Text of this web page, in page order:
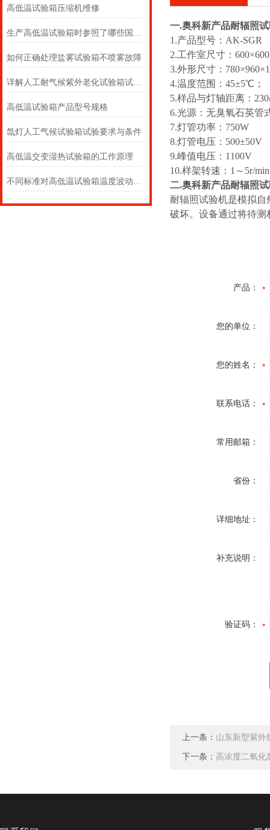
高低温试验箱压缩机维修
生产高低温试验箱时参照了哪些国家标准？
如何正确处理盐雾试验箱不喷雾故障
详解人工耐气候紫外老化试验箱试验程序（上）
高低温试验箱产品型号规格
氙灯人工气候试验箱试验要求与条件
高低温交变湿热试验箱的工作原理
不同标准对高低温试验箱温度波动度的定义
一.奥科新产品耐辐照
1.产品型号：AK-SGR
2.工作室尺寸：
3.外形尺寸：
4.温度范围：45±5℃；
5.样品与灯轴距离：
6.光源：无臭氧石英管
7.灯管功率：750W
8.灯管电压：500±50V
9.峰值电压：1100V
10.样架转速：1～5r/min
二.奥科新产品耐辐照
耐辐照试验机是模拟
破坏。设备通过将待
产品：
您的单位：
您的姓名：
联系电话：
常用邮箱：
省份：
详细地址：
补充说明：
验证码：
上一条： 山东新型紫外
下一条： 高浓度二氧化